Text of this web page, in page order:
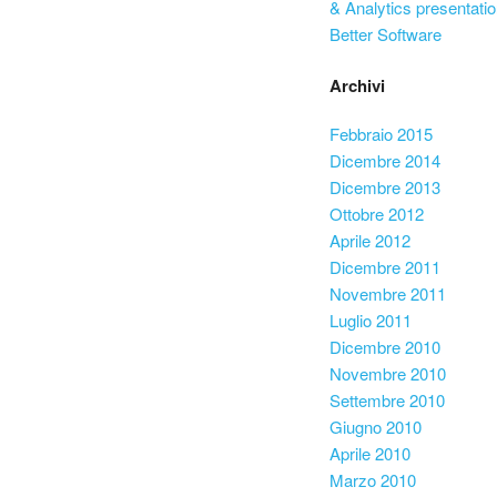
& Analytics
Better Software
Archivi
Febbraio 2015
Dicembre 2014
Dicembre 2013
Ottobre 2012
Aprile 2012
Dicembre 2011
Novembre 2011
Luglio 2011
Dicembre 2010
Novembre 2010
Settembre 2010
Giugno 2010
Aprile 2010
Marzo 2010